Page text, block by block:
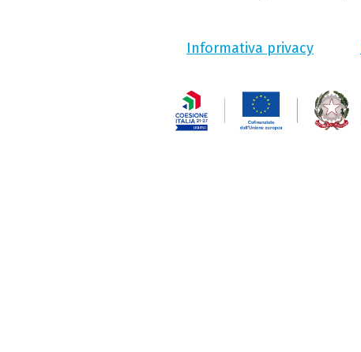
Informativa privacy